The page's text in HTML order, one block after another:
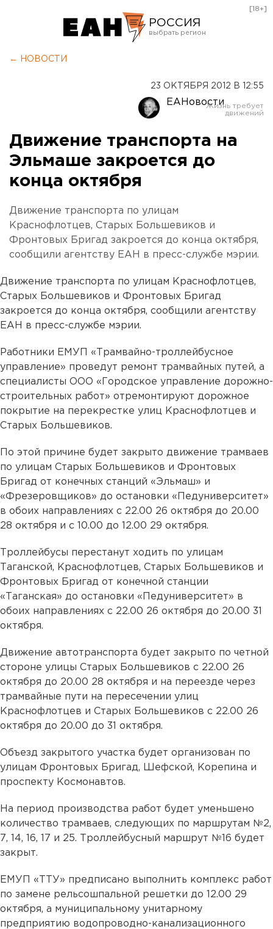
РОССИЯ
Оренбург
[18+]
← НОВОСТИ
23 ОКТЯБРЯ 2012 В 12:55
ЕАНовости
Движение транспорта на
Эльмаше закроется до
конца октября
Движение транспорта по улицам
Краснофлотцев, Старых Большевиков и
Фронтовых Бригад закроется до конца октября,
сообщили агентству ЕАН в пресс-службе мэрии.
Движение транспорта по улицам Краснофлотцев,
Старых Большевиков и Фронтовых Бригад
закроется до конца октября, сообщили агентству
ЕАН в пресс-службе мэрии.
Работники ЕМУП «Трамвайно-троллейбусное
управление» проведут ремонт трамвайных путей, а
специалисты ООО «Городское управление дорожно-
строительных работ» отремонтируют дорожное
покрытие на перекрестке улиц Краснофлотцев и
Старых Большевиков.
По этой причине будет закрыто движение трамваев
по улицам Старых Большевиков и Фронтовых
Бригад от конечных станций «Эльмаш» и
«Фрезеровщиков» до остановки «Педуниверситет»
в обоих направлениях с 22.00 26 октября до 20.00
28 октября и с 10.00 до 12.00 29 октября.
Троллейбусы перестанут ходить по улицам
Таганской, Краснофлотцев, Старых Большевиков и
Фронтовых Бригад от конечной станции
«Таганская» до остановки «Педуниверситет» в
обоих направлениях с 22.00 26 октября до 20.00 31
октября.
Движение автотранспорта будет закрыто по четной
стороне улицы Старых Большевиков с 22.00 26
октября до 20.00 28 октября и на переезде через
трамвайные пути на пересечении улиц
Краснофлотцев и Старых Большевиков с 22.00 26
октября до 20.00 до 31 октября.
Объезд закрытого участка будет организован по
улицам Фронтовых Бригад, Шефской, Корепина и
проспекту Космонавтов.
На период производства работ будет уменьшено
количество трамваев, следующих по маршрутам №2,
7, 14, 16, 17 и 25. Троллейбусный маршрут №16 будет
закрыт.
ЕМУП «ТТУ» предписано выполнить комплекс работ
по замене рельсошпальной решетки до 12.00 29
октября, а муниципальному унитарному
предприятию водопроводно-канализационного